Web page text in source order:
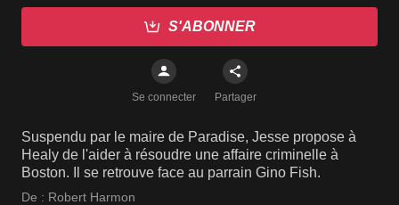
S'ABONNER
Se connecter Partager
Suspendu par le maire de Paradise, Jesse propose à
Healy de l'aider à résoudre une affaire criminelle à
Boston. Il se retrouve face au parrain Gino Fish.
De : Robert Harmon